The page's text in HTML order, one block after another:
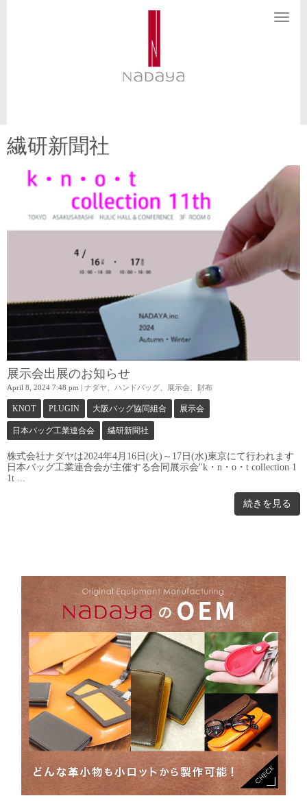
N
繊研新聞社
展示会出展のお知らせ
April 8, 2024 7:48 pm | ナダヤ ハンドバッグ 展示会 財布
KNOT PLUGIN 大阪バッグ協同組合 展示会
日本バッグ工業連合会 繊研新聞社
株式会社ナダヤは2024年4月16日(火)～17日(水)東京にて行われます
日本バッグ工業連合会が主催する合同展示会"k・n・o・t collection 1
1t ...
続きを見る